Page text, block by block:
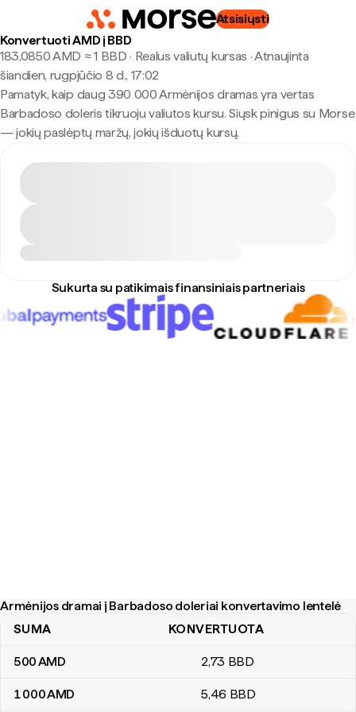
Atsisiųsti
Konvertuoti AMD į BBD
183,0850 AMD ≈ 1 BBD · Realus valiutų kursas ·Atnaujinta
šiandien, rugpjūčio 8 d., 17:02
Pamatyk, kaip daug 390 000 Armėnijos dramas yra vertas
Barbadoso doleris tikruoju valiutos kursu. Siųsk pinigus su Morse
— jokių paslėptų maržų, jokių išduotų kursų.
Sukurta su patikimais finansiniais partneriais
Armėnijos dramai į Barbadoso doleriai konvertavimo lentelė
Armėnijos dramai į Barbadoso doleriai konvertavimo lentelė
SUMA KONVERTUOTA
500AMD 2,73 BBD
1 000AMD 5,46 BBD